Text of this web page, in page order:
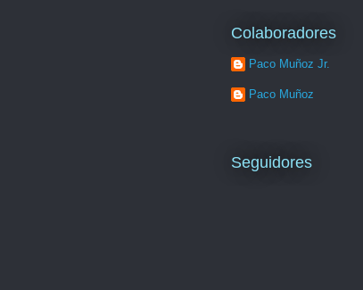
Colaboradores
Paco Muñoz Jr.
Paco Muñoz
Seguidores